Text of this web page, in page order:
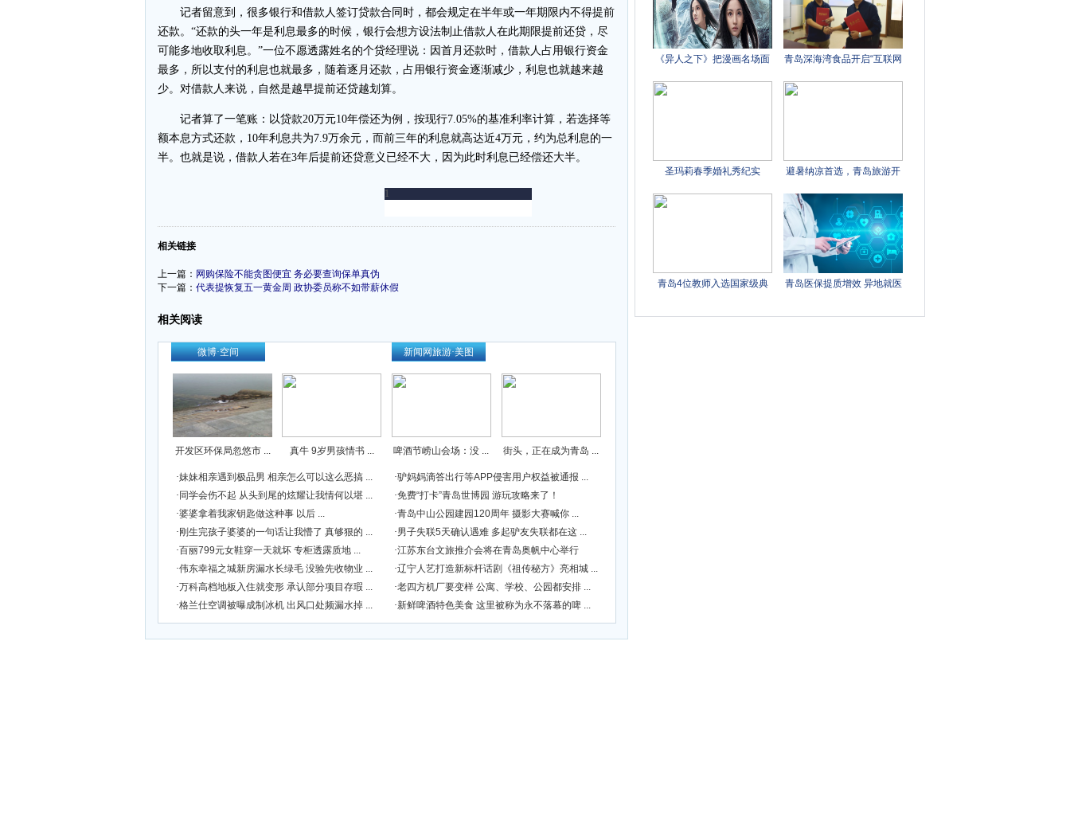
记者留意到，很多银行和借款人签订贷款合同时，都会规定在半年或一年期限内不得提前
还款。“还款的头一年是利息最多的时候，银行会想方设法制止借款人在此期限提前还贷，尽
可能多地收取利息。”一位不愿透露姓名的个贷经理说：因首月还款时，借款人占用银行资金
最多，所以支付的利息也就最多，随着逐月还款，占用银行资金逐渐减少，利息也就越来越
少。对借款人来说，自然是越早提前还贷越划算。
记者算了一笔账：以贷款20万元10年偿还为例，按现行7.05%的基准利率计算，若选择等
额本息方式还款，10年利息共为7.9万余元，而前三年的利息就高达近4万元，约为总利息的一
半。也就是说，借款人若在3年后提前还贷意义已经不大，因为此时利息已经偿还大半。
-
相关链接
上一篇： 网购保险不能贪图便宜 务必要查询保单真伪
下一篇： 代表提恢复五一黄金周 政协委员称不如带薪休假
相关阅读